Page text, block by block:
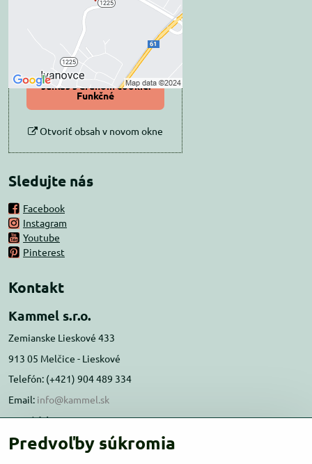
Prajete si načítať externý obsah?
Povoliť tentokrát
Povoliť a zapamätať -
súhlas s druhom cookie:
Funkčné
Otvoriť obsah v novom okne
Sledujte nás
Facebook
Instagram
Youtube
Pinterest
Kontakt
Kammel s.r.o.
Zemianske Lieskové 433
913 05 Melčice - Lieskové
Telefón: (+421) 904 489 334
Email: info@kammel.sk
Prevádzka:
Administratívna budova PD Melčice
Predvoľby súkromia